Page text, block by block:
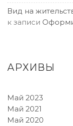
Вид на
к записи
АРХИВЫ
Май 2023
Май 2021
Май 2020